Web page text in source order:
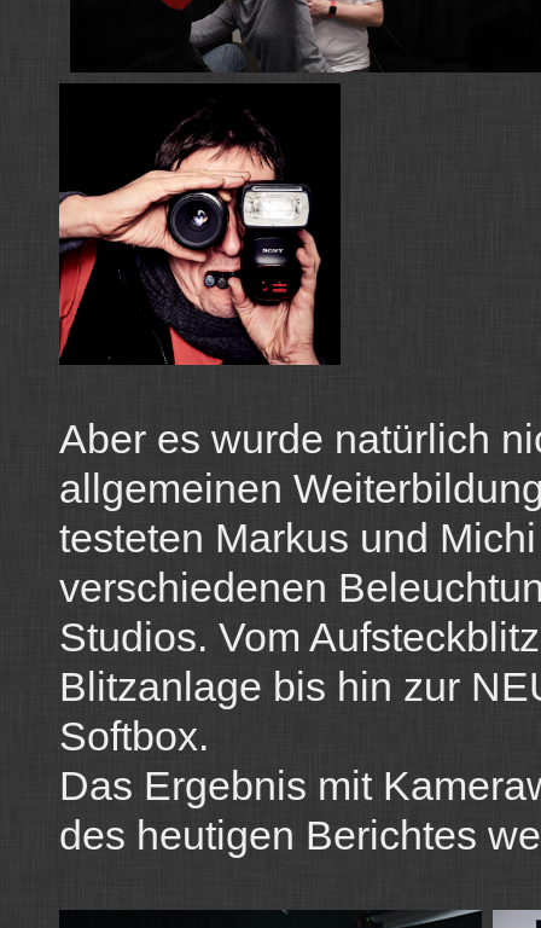
Aber es wurde natürlich
allgemeinen
testeten Markus und
verschiedenen
Studios. Vom
Blitzanlage bis hin zur
Softbox.
Das Ergebnis mit
des heutigen Berichtes